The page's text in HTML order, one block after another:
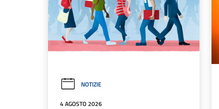
NOTIZIE
4 AGOSTO 2026